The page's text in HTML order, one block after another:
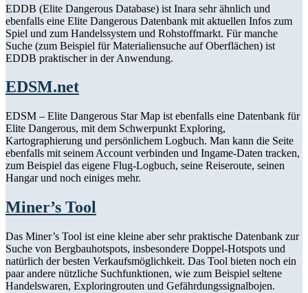
EDDB (Elite Dangerous Database) ist Inara sehr ähnlich und
ebenfalls eine Elite Dangerous Datenbank mit aktuellen Infos zum
Spiel und zum Handelssystem und Rohstoffmarkt. Für manche
Suche (zum Beispiel für Materialiensuche auf Oberflächen) ist
EDDB praktischer in der Anwendung.
EDSM.net
EDSM – Elite Dangerous Star Map ist ebenfalls eine Datenbank für
Elite Dangerous, mit dem Schwerpunkt Exploring,
Kartographierung und persönlichem Logbuch. Man kann die Seite
ebenfalls mit seinem Account verbinden und Ingame-Daten tracken,
zum Beispiel das eigene Flug-Logbuch, seine Reiseroute, seinen
Hangar und noch einiges mehr.
Miner’s Tool
Das Miner’s Tool ist eine kleine aber sehr praktische Datenbank zur
Suche von Bergbauhotspots, insbesondere Doppel-Hotspots und
natürlich der besten Verkaufsmöglichkeit. Das Tool bieten noch ein
paar andere nützliche Suchfunktionen, wie zum Beispiel seltene
Handelswaren, Exploringrouten und Gefährdungssignalbojen.